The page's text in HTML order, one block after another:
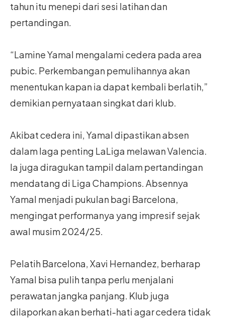
tahun itu menepi dari sesi latihan dan
pertandingan.
“Lamine Yamal mengalami cedera pada area
pubic. Perkembangan pemulihannya akan
menentukan kapan ia dapat kembali berlatih,”
demikian pernyataan singkat dari klub.
Akibat cedera ini, Yamal dipastikan absen
dalam laga penting LaLiga melawan Valencia.
Ia juga diragukan tampil dalam pertandingan
mendatang di Liga Champions. Absennya
Yamal menjadi pukulan bagi Barcelona,
mengingat performanya yang impresif sejak
awal musim 2024/25.
Pelatih Barcelona, Xavi Hernandez, berharap
Yamal bisa pulih tanpa perlu menjalani
perawatan jangka panjang. Klub juga
dilaporkan akan berhati-hati agar cedera tidak